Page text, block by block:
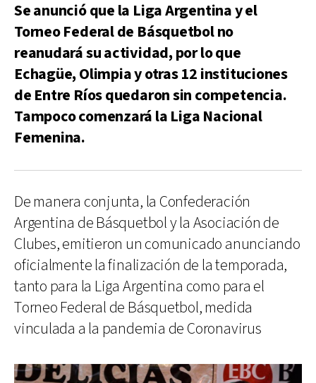
Se anunció que la Liga Argentina y el
Torneo Federal de Básquetbol no
reanudará su actividad, por lo que
Echagüe, Olimpia y otras 12 instituciones
de Entre Ríos quedaron sin competencia.
Tampoco comenzará la Liga Nacional
Femenina.
De manera conjunta, la Confederación
Argentina de Básquetbol y la Asociación de
Clubes, emitieron un comunicado anunciando
oficialmente la finalización de la temporada,
tanto para la Liga Argentina como para el
Torneo Federal de Básquetbol, medida
vinculada a la pandemia de Coronavirus